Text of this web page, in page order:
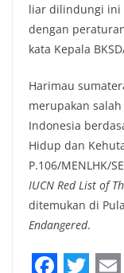
liar dilindungi ini
dengan
kata Kepala
Harimau
merupakan
Indonesia
Hidup dan
P.106/MENLHK/
IUCN Red List of
ditemukan di
Endangered.